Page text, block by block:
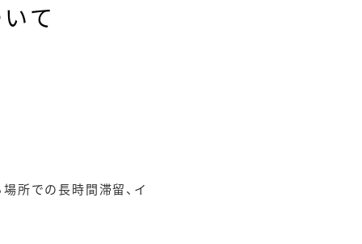
いて
所での長時間滞留、イ